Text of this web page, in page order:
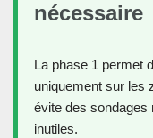
nécessaire
La phase 1 permet
uniquement sur les
évite des sondages
inutiles.